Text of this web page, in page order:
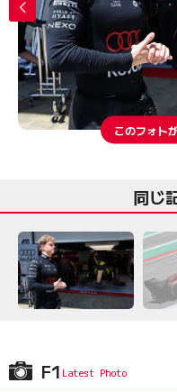
このフォト
同じ
F1